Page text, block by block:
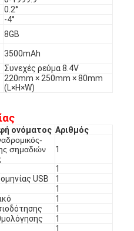
0.2°
-4°
8GB
3500mAh
Συνεχές ρεύμα 8.4V
220mm × 250mm × 80mm
(L×H×W)
ονόματος Αριθμός
σημαδιών
1
1
USB
1
1
1
1
1
1